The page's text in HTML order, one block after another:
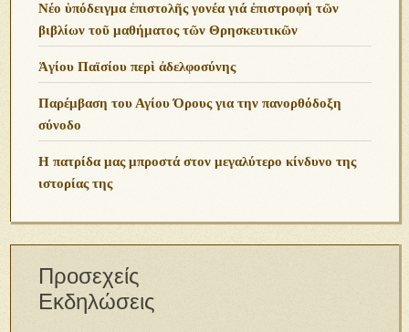
Νέο ὑπόδειγμα ἐπιστολῆς γονέα γιά ἐπιστροφή τῶν
βιβλίων τοῦ μαθήματος τῶν Θρησκευτικῶν
Ἁγίου Παϊσίου περὶ ἀδελφοσύνης
Παρέμβαση του Αγίου Όρους για την πανορθόδοξη
σύνοδο
Η πατρίδα μας μπροστά στον μεγαλύτερο κίνδυνο της
ιστορίας της
Προσεχείς
Εκδηλώσεις